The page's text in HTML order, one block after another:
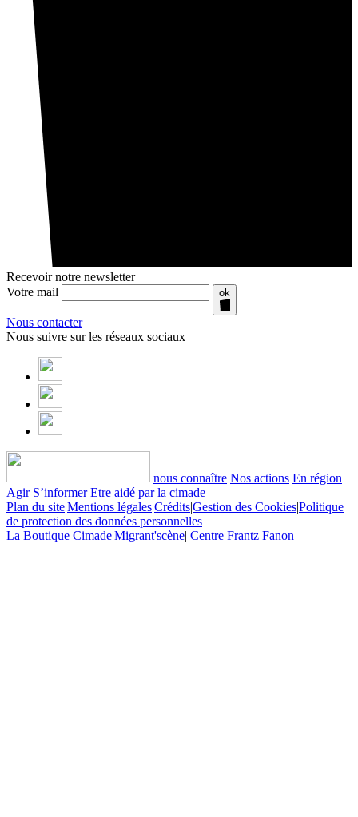
Recevoir notre newsletter
Votre mail
ok
Nous contacter
Nous suivre sur les réseaux sociaux
nous connaître Nos actions En région
Agir S’informer Etre aidé par la cimade
Plan du site|Mentions légales|Crédits|Gestion des Cookies|Politique
de protection des données personnelles
La Boutique Cimade|Migrant'scène| Centre Frantz Fanon